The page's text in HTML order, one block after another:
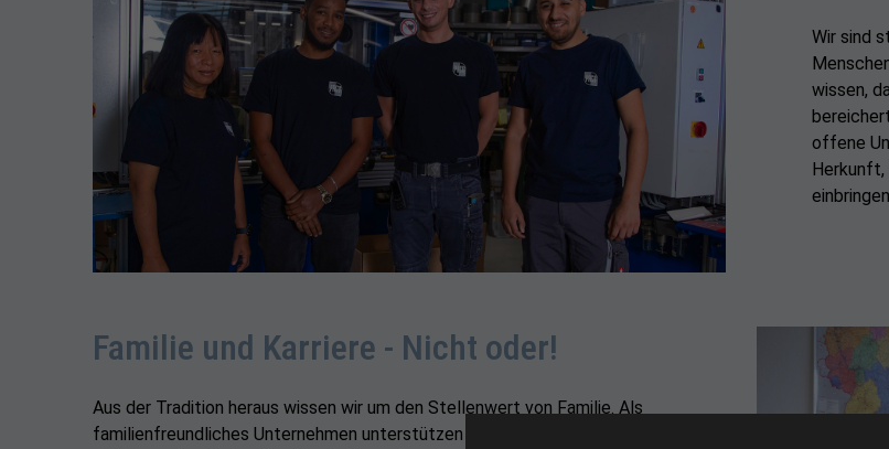
Wir sind
wissen,
offene
Familie und Karriere - Nicht oder!
Aus der Tradition heraus wissen wir um den Stellenwert von Familie. Als
familienfreundliches Unternehmen unterstützen wir Frauen und Männer